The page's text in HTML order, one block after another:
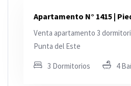
Apartamento N° 1415 |
Venta apartamento 3
Punta del Este
3 Dormitorios 4